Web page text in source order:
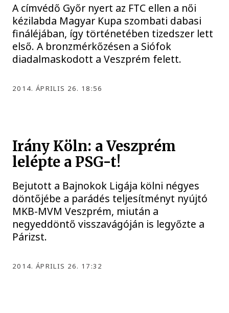
A címvédő Győr nyert az FTC ellen a női
kézilabda Magyar Kupa szombati dabasi
fináléjában, így történetében tizedszer lett
első. A bronzmérkőzésen a Siófok
diadalmaskodott a Veszprém felett.
2014. ÁPRILIS 26. 18:56
Irány Köln: a Veszprém
lelépte a PSG-t!
Bejutott a Bajnokok Ligája kölni négyes
döntőjébe a parádés teljesítményt nyújtó
MKB-MVM Veszprém, miután a
negyeddöntő visszavágóján is legyőzte a
Párizst.
2014. ÁPRILIS 26. 17:32